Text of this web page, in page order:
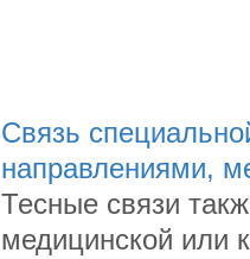
Связь
направлениями,
Тесные связи
медицинской или